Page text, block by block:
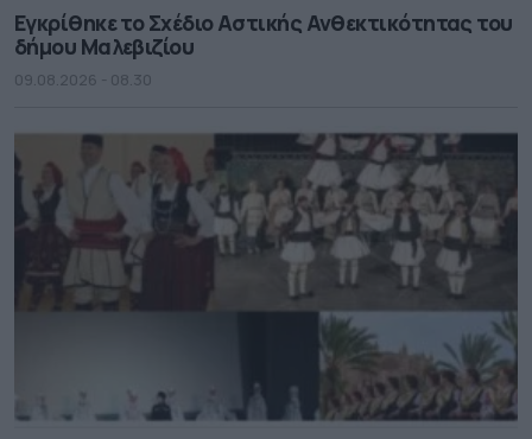
Εγκρίθηκε το Σχέδιο Αστικής Ανθεκτικότητας του
δήμου Μαλεβιζίου
09.08.2026 - 08.30